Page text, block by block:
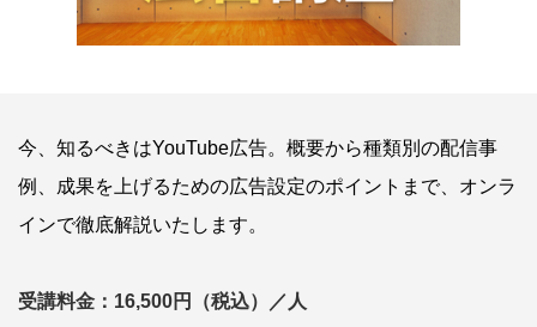
今、知るべきはYouTube広告。概要から種類別の配信事
例、成果を上げるための広告設定のポイントまで、オンラ
インで徹底解説いたします。
受講料金：16,500円（税込）／人